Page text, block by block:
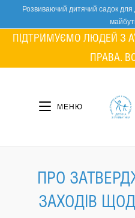
content
Розвиваючий дитячий садок для
ПІДТРИМУЄМО ЛЮДЕЙ З
ПРАВА.
МЕНЮ
ПРО
ЗАХОДІВ